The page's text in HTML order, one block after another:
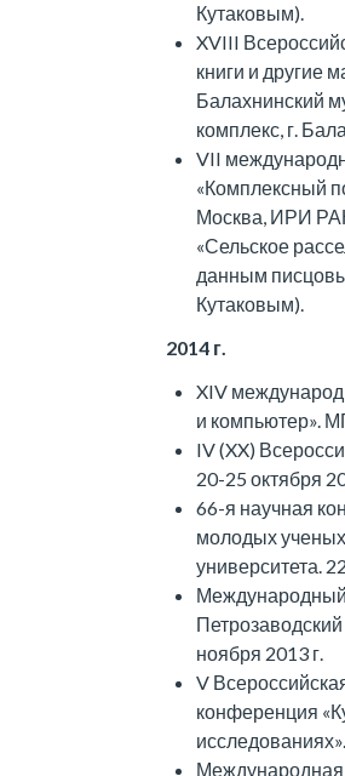
Кутаковым).
XVIII
книги и другие
Балахнинский
комплекс, г.
VII
«Комплексный
Москва, ИРИ
«Сельское
данным
Кутаковым).
2014 г.
XIV
и компьютер».
IV (XX)
20-25 октября
66-я научная
молодых ученых
университета.
Международный
ноября 2013 г.
V
конференция
Международная